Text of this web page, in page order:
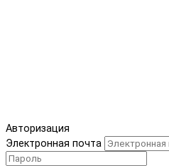
Авторизация
Электронная почта